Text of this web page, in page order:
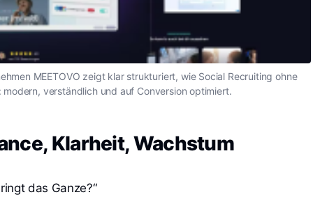
MEETOVO zeigt klar strukturiert, wie Social Recruiting ohne
verständlich und auf Conversion optimiert.
Klarheit, Wachstum
das Ganze?“